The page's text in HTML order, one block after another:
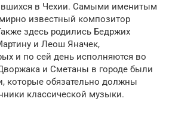
в Чехии. Самыми именитым
известный композитор
здесь родились Бедржих
и Леош Яначек,
и по сей день исполняются во
и Сметаны в городе были
которые обязательно должны
классической музыки.